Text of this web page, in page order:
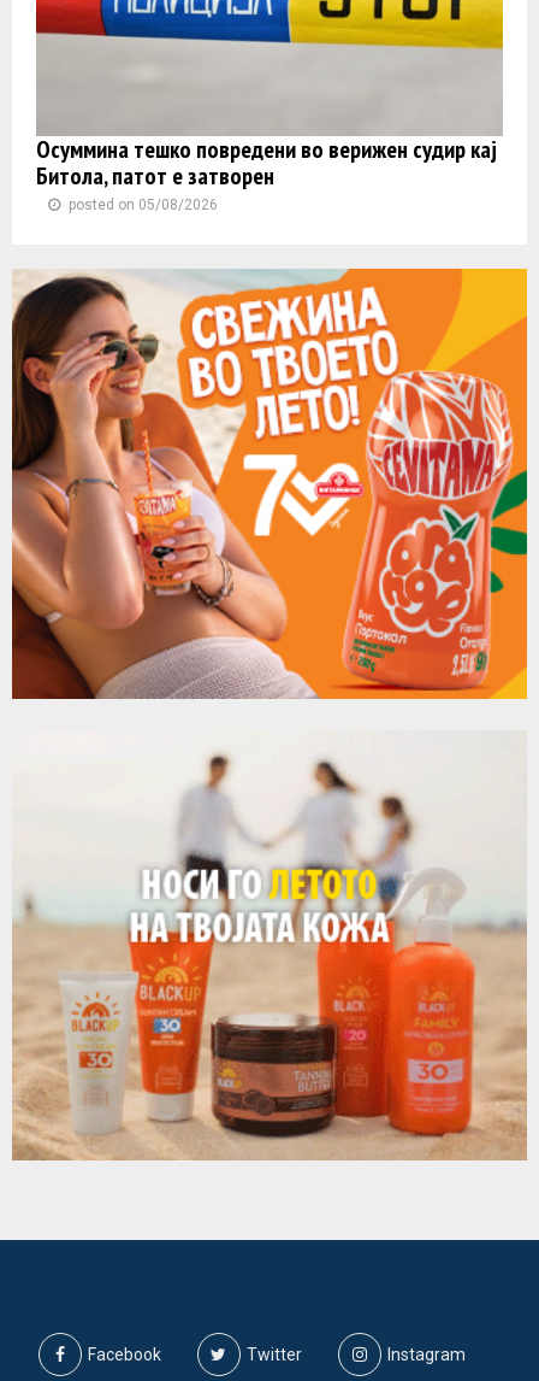
Осуммина тешко повредени во верижен судир кај
Битола, патот е затворен
posted on 05/08/2026
Facebook Twitter Instagram